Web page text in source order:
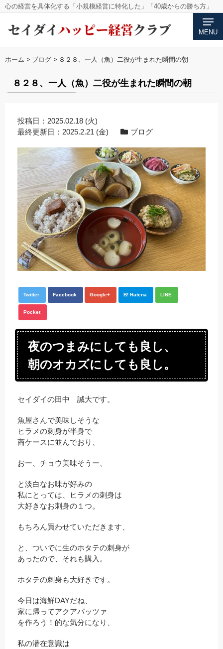
心の経営を具体化する「小規模経営に特化した」「40歳からの勝ち方」
MENU
ホーム > ブログ > ８２８、一人（魚）二役が生まれた瞬間の朝
８２８、一人（魚）二役が生まれた瞬間の朝
投稿日： 2025.02.18 (火)
最終更新日： 2025.2.21 (金) ブログ
Twitter Facebook Google+ B! Hatena LINE
Pocket
夜のつまみにしても良し、
朝のオカズにしても良し。
セイダイの田中 誠大です。
魚屋さんで美味しそうな
ヒラメの刺身が半身で
商ケースに並んでおり、
おー、チョウ美味そうー、
と淡白なお味が好みの
私にとっては、ヒラメの刺身は
大好きなお刺身の１つ。
もちろん買わせていただきます、
と、ついでに生のホタテの刺身が
あったので、それも購入。
ホタテの刺身も大好きです。
今日は海鮮DAYだね、
家に帰ってアクアパッツァ
を作ろう！的な気分になり、
私の潜在意識は